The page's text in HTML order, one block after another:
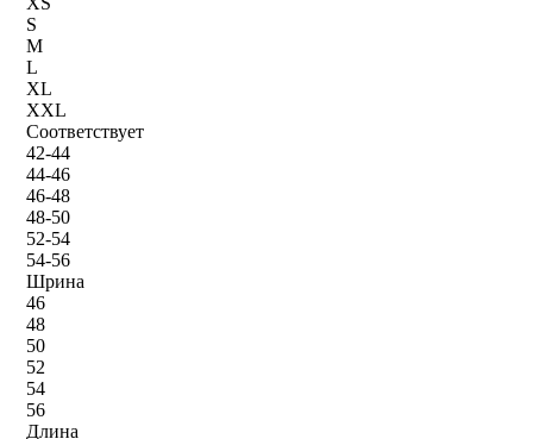
S
M
L
XL
XXL
Соответствует
42-44
44-46
46-48
48-50
52-54
54-56
Шрина
46
48
50
52
54
56
Длина